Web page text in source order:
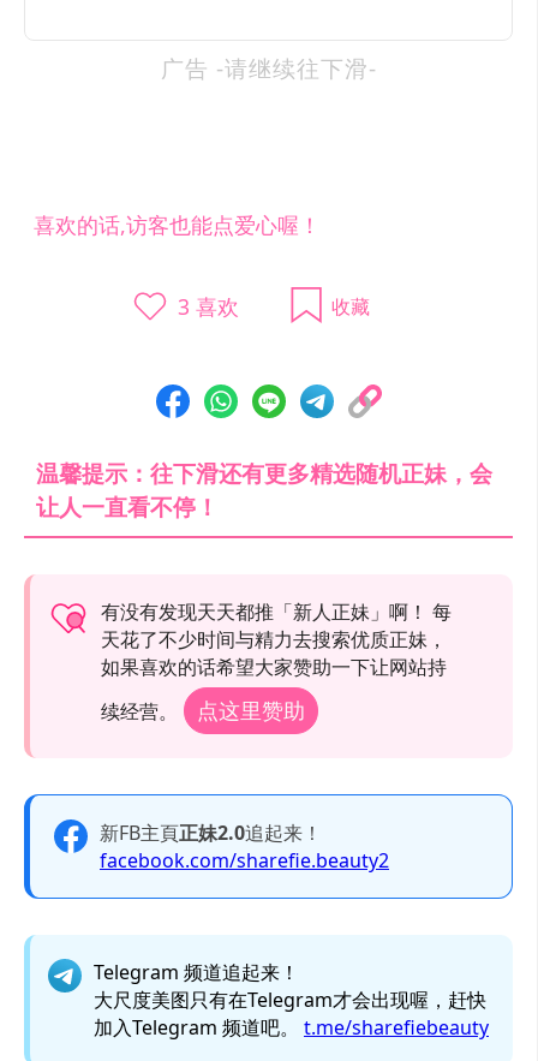
广告 -请继续往下滑-
喜欢的话,访客也能点爱心喔！
3 喜欢 收藏
温馨提示：往下滑还有更多精选随机正妹，会
让人一直看不停！
有没有发现天天都推「新人正妹」啊！ 每
天花了不少时间与精力去搜索优质正妹，
如果喜欢的话希望大家赞助一下让网站持
续经营。
点这里赞助
新FB主頁正妹2.0追起来！
facebook.com/sharefie.beauty2
Telegram 频道追起来！
大尺度美图只有在Telegram才会出现喔，赶快
加入Telegram 频道吧。 t.me/sharefiebeauty